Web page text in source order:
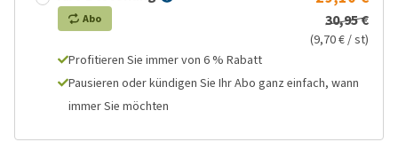
Abo 30,95 €
(9,70 € / st)
Profitieren Sie immer von 6 % Rabatt
Pausieren oder kündigen Sie Ihr Abo ganz einfach, wann
immer Sie möchten